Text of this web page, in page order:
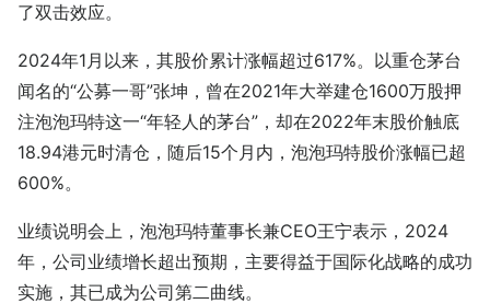
了双击效应。
2024年1月以来，其股价累计涨幅超过617%。以重仓茅台
闻名的“公募一哥”张坤，曾在2021年大举建仓1600万股押
注泡泡玛特这一“年轻人的茅台”，却在2022年末股价触底
18.94港元时清仓，随后15个月内，泡泡玛特股价涨幅已超
600%。
业绩说明会上，泡泡玛特董事长兼CEO王宁表示，2024
年，公司业绩增长超出预期，主要得益于国际化战略的成功
实施，其已成为公司第二曲线。